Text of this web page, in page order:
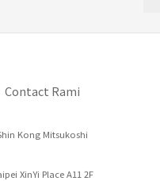
Contact Rami
Kong Mitsukoshi
XinYi Place A11 2F